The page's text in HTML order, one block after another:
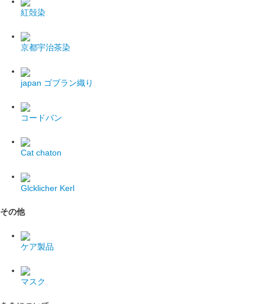
紅殻染
京都宇治茶染
japan ゴブラン織り
コードバン
Cat chaton
Glcklicher Kerl
その他
ケア製品
マスク